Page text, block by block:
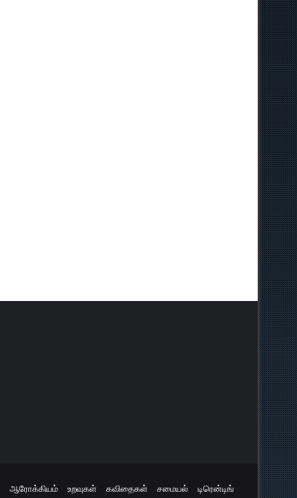
ஆரோக்கியம் உறவுகள் கவிதைகள் சமையல் டிரென்டிங்